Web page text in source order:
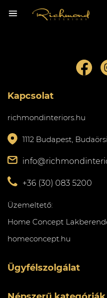
Kapcsolat
richmondinteriors.hu
1112 Budapest,
+36 (30) 083 5200
Üzemeltető:
Home Concept
homeconcept.hu
Ügyfélszolgálat